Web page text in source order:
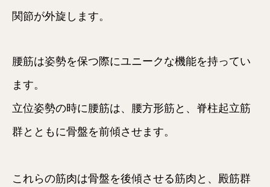
関節が外旋します。
腰筋は姿勢を保つ際にユニークな機能を持ってい
ます。
立位姿勢の時に腰筋は、腰方形筋と、脊柱起立筋
群とともに骨盤を前傾させます。
これらの筋肉は骨盤を後傾させる筋肉と、殿筋群